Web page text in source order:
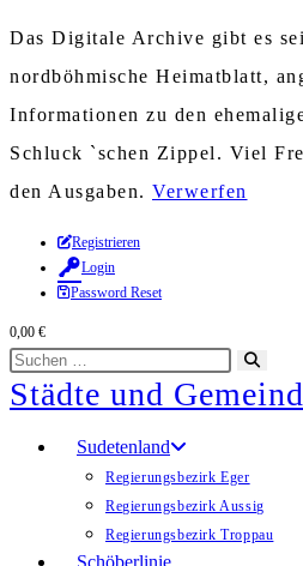
Das Digitale Archive gibt es
nordböhmische Heimatblatt,
Informationen zu den
Schluck `schen Zippel. Viel
den Ausgaben. Verwerfen
Zum
Inhalt
springen
Registrieren
Login
Password Reset
0,00 €
Diese
Website
durchsuchen
starten
Städte und
Sudetenland
Regierungsbezirk Eger
Regierungsbezirk Aussig
Regierungsbezirk Troppau
Schöberlinie